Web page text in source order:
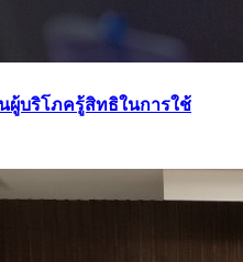
ผู้บริโภครู้สิทธิในการใช้